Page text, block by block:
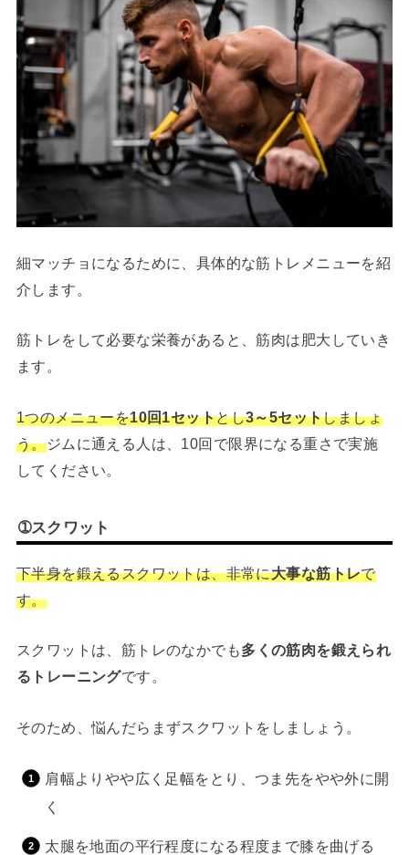
細マッチョになるために、具体的な筋トレメニューを紹
介します。
筋トレをして必要な栄養があると、筋肉は肥大していき
ます。
1つのメニューを10回1セットとし3～5セットしましょ
う。ジムに通える人は、10回で限界になる重さで実施
してください。
➀スクワット
下半身を鍛えるスクワットは、非常に大事な筋トレで
す。
スクワットは、筋トレのなかでも多くの筋肉を鍛えられ
るトレーニングです。
そのため、悩んだらまずスクワットをしましょう。
肩幅よりやや広く足幅をとり、つま先をやや外に開
く
太腿を地面の平行程度になる程度まで膝を曲げる